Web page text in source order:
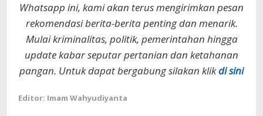
Whatsapp ini, kami akan terus mengirimkan pesan
rekomendasi berita-berita penting dan menarik.
Mulai kriminalitas, politik, pemerintahan hingga
update kabar seputar pertanian dan ketahanan
pangan. Untuk dapat bergabung silakan klikdi sini
Editor: Imam Wahyudiyanta